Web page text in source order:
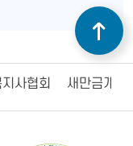
사협회 새만금개발